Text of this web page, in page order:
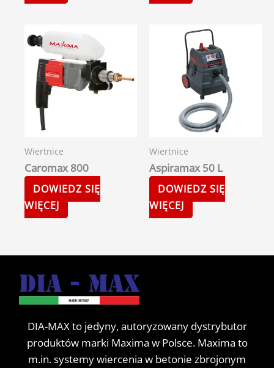
Wiertnice
Caromax 800
DOWIEDZ SIĘ
WIĘCEJ
Wiertnice
Aspiramax 50 L
DOWIEDZ SIĘ
WIĘCEJ
DIA-MAX to jedyny, autoryzowany dystrybutor
produktów marki Maxima w Polsce. Maxima to
m.in. systemy wiercenia w betonie zbrojonym